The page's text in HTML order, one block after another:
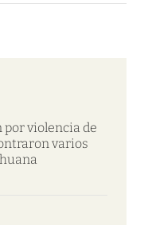
violencia de
varios